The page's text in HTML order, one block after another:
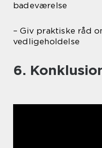
badeværelse
– Giv praktiske råd
vedligeholdelse
6.